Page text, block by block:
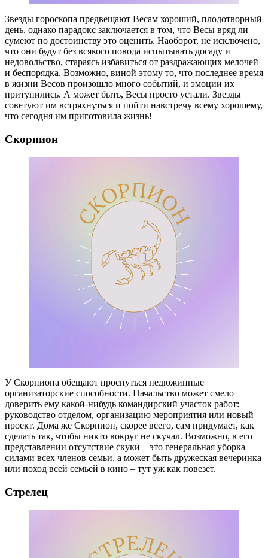
Звезды гороскопа предвещают Весам хороший, плодотворный
день, однако парадокс заключается в том, что Весы вряд ли
сумеют по достоинству это оценить. Наоборот, не исключено,
что они будут без всякого повода испытывать досаду и
недовольство, стараясь избавиться от раздражающих мелочей
и беспорядка. Возможно, виной этому то, что последнее время
в жизни Весов произошло много событий, и эмоции их
притупились. А может быть, Весы просто устали. Звезды
советуют им встряхнуться и пойти навстречу всему хорошему,
что сегодня им приготовила жизнь!
Скорпион
У Скорпиона обещают проснуться недюжинные
организаторские способности. Начальство может смело
доверить ему какой-нибудь командирский участок работ:
руководство отделом, организацию мероприятия или новый
проект. Дома же Скорпион, скорее всего, сам придумает, как
сделать так, чтобы никто вокруг не скучал. Возможно, в его
представлении отсутствие скуки – это генеральная уборка
силами всех членов семьи, а может быть дружеская вечеринка
или поход всей семьей в кино – тут уж как повезет.
Стрелец